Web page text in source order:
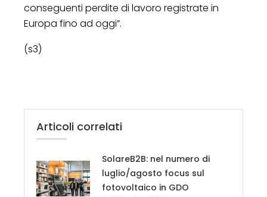
conseguenti perdite di lavoro registrate in
Europa fino ad oggi”.
(s3)
Articoli correlati
SolareB2B: nel numero di
luglio/agosto focus sul
fotovoltaico in GDO